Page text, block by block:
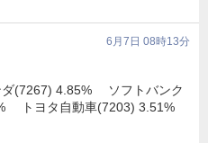
6月7日 08時13分
(7267) 4.85% ソフトバンク
トヨタ自動車(7203) 3.51%